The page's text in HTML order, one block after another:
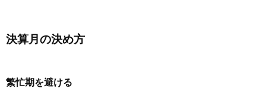
決算月の決め方
繁忙期を避ける